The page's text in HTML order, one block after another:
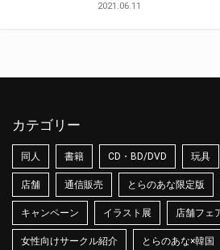
2021.06.11
カテゴリー
同人 書籍 CD・BD/DVD 玩具
店舗 通信販売 とらのあな限定版
キャンペーン イラスト展 店舗フェ
女性向けサークル紹介 とらのあな×韓国